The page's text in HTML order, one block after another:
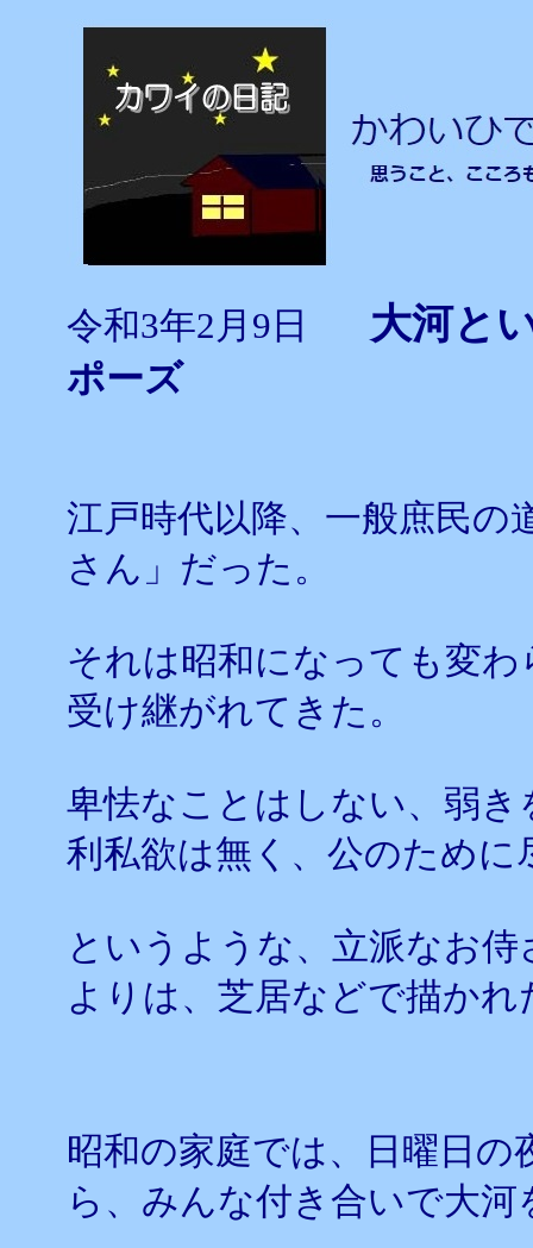
令和3年2月9日 大河と
ポーズ
江戸時代以降、一般庶民の
さん」だった。
それは昭和になっても変
受け継がれてきた。
卑怯なことはしない、弱
利私欲は無く、公のために
というような、立派なお
よりは、芝居などで描か
昭和の家庭では、日曜日
ら、みんな付き合いで大